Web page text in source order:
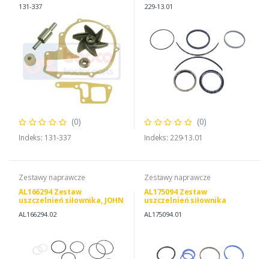
131-337
(0)
Indeks: 131-337
229-13.01
(0)
Indeks: 229-13.01
Zestawy naprawcze
AL166294 Zestaw
uszczelnień siłownika, JOHN
AL166294.02
Zestawy naprawcze
AL175094 Zestaw
uszczelnień siłownika
AL175094 AL160150
AL175094.01